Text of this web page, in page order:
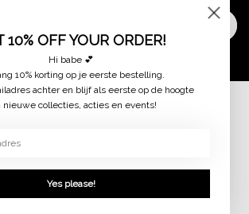
10% OFF YOUR ORDER!
Hi babe 💕
10% korting op je eerste bestelling.
achter en blijf als eerste op de hoogte
nieuwe collecties, acties en events!
Yes please!